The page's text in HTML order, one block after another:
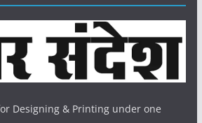
Designing & Printing under one